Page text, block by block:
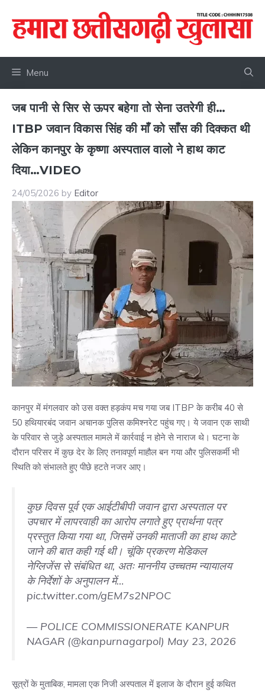
content
Menu
जब पानी से सिर से ऊपर बहेगा तो सेना उतरेगी ही…
ITBP जवान विकास सिंह की माँ को साँस की दिक्कत थी
लेकिन कानपुर के कृष्णा अस्पताल वालो ने हाथ काट
दिया…VIDEO
24/05/2026 by Editor
कानपुर में मंगलवार को उस वक्त हड़कंप मच गया जब ITBP के करीब 40 से
50 हथियारबंद जवान अचानक पुलिस कमिश्नरेट पहुंच गए। ये जवान एक साथी
के परिवार से जुड़े अस्पताल मामले में कार्रवाई न होने से नाराज थे। घटना के
दौरान परिसर में कुछ देर के लिए तनावपूर्ण माहौल बन गया और पुलिसकर्मी भी
स्थिति को संभालते हुए पीछे हटते नजर आए।
कुछ दिवस पूर्व एक आईटीबीपी जवान द्वारा अस्पताल पर
उपचार में लापरवाही का आरोप लगाते हुए प्रार्थना पत्र
प्रस्तुत किया गया था, जिसमें उनकी माताजी का हाथ काटे
जाने की बात कही गई थी। चूंकि प्रकरण मेडिकल
नेग्लिजेंस से संबंधित था, अतः माननीय उच्चतम न्यायालय
के निर्देशों के अनुपालन में…
pic.twitter.com/gEM7s2NPOC
— POLICE COMMISSIONERATE KANPUR
NAGAR (@kanpurnagarpol) May 23, 2026
सूत्रों के मुताबिक, मामला एक निजी अस्पताल में इलाज के दौरान हुई कथित